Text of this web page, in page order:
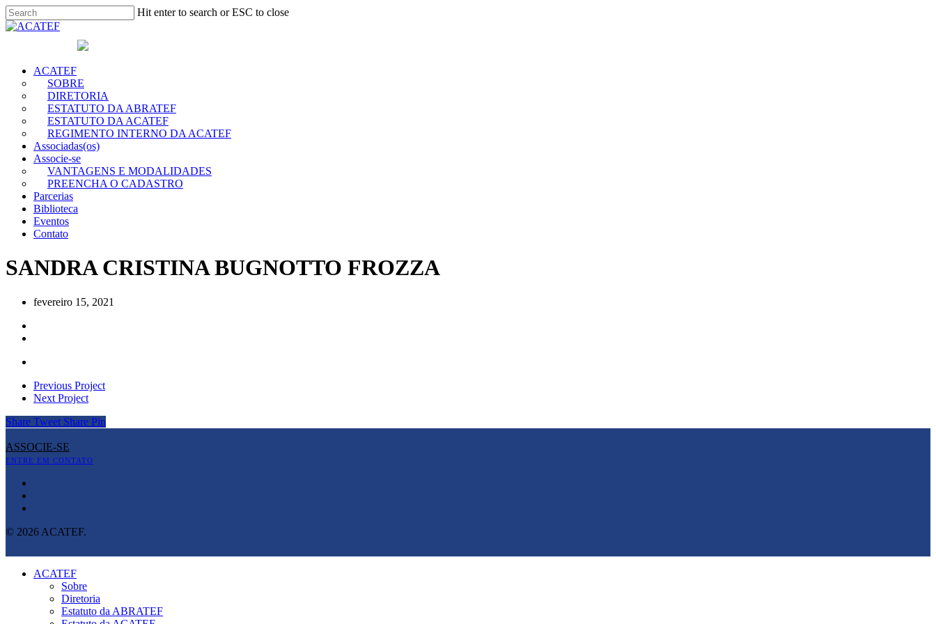
Hit enter to search or ESC to close
ACATEF
SOBRE
DIRETORIA
ESTATUTO DA ABRATEF
ESTATUTO DA ACATEF
REGIMENTO INTERNO DA ACATEF
Associadas(os)
Associe-se
VANTAGENS E MODALIDADES
PREENCHA O CADASTRO
Parcerias
Biblioteca
Eventos
Contato
SANDRA CRISTINA BUGNOTTO FROZZA
fevereiro 15, 2021
Previous Project
Next Project
Share Tweet Share Pin
ASSOCIE-SE
ENTRE EM CONTATO
© 2026 ACATEF.
ACATEF
Sobre
Diretoria
Estatuto da ABRATEF